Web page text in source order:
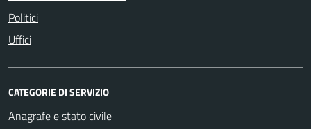
Politici
Uffici
CATEGORIE DI SERVIZIO
Anagrafe e stato civile